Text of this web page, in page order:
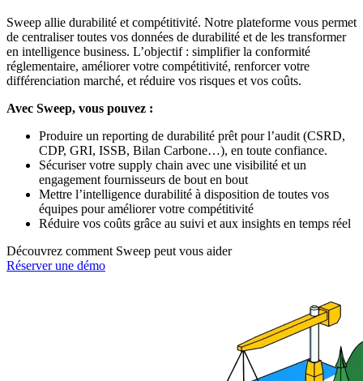
Sweep allie durabilité et compétitivité. Notre plateforme vous permet
de centraliser toutes vos données de durabilité et de les transformer
en intelligence business. L’objectif : simplifier la conformité
réglementaire, améliorer votre compétitivité, renforcer votre
différenciation marché, et réduire vos risques et vos coûts.
Avec Sweep, vous pouvez :
Produire un reporting de durabilité prêt pour l’audit (CSRD,
CDP, GRI, ISSB, Bilan Carbone…), en toute confiance.
Sécuriser votre supply chain avec une visibilité et un
engagement fournisseurs de bout en bout
Mettre l’intelligence durabilité à disposition de toutes vos
équipes pour améliorer votre compétitivité
Réduire vos coûts grâce au suivi et aux insights en temps réel
Découvrez comment Sweep peut vous aider
Réserver une démo